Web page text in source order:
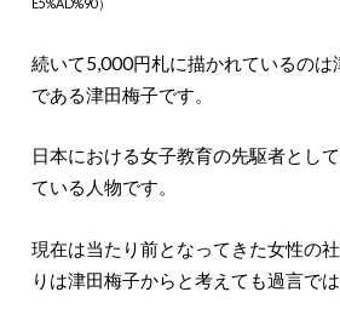
E5%AD%90）
続いて5,000円札に描かれているのは
である津田梅子です。
日本における女子教育の先駆者とし
ている人物です。
現在は当たり前となってきた女性の
りは津田梅子からと考えても過言では